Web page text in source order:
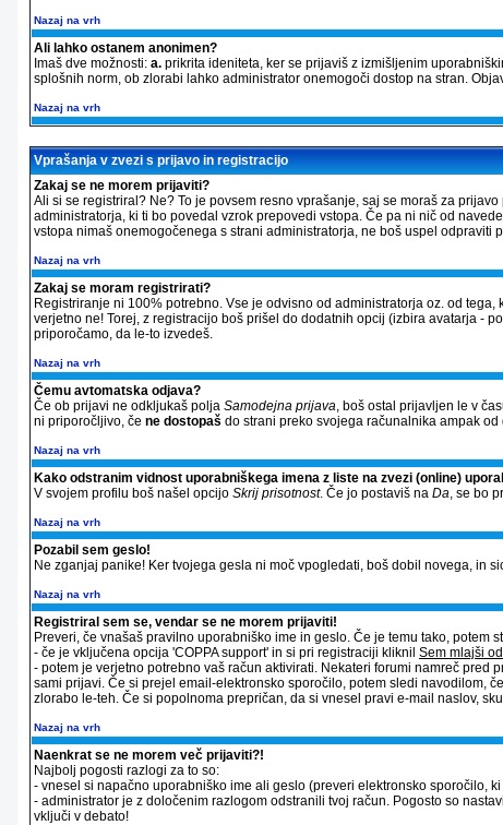
Nazaj na vrh
Ali lahko ostanem anonimen?
Imaš dve možnosti: a. prikrita ideniteta, ker se prijaviš z izmišljenim
splošnih norm, ob zlorabi lahko administrator onemogoči dostop na stran.
Nazaj na vrh
Vprašanja v zvezi s prijavo in registracijo
Zakaj se ne morem prijaviti?
Ali si se registriral? Ne? To je povsem resno vprašanje, saj se moraš za
administratorja, ki ti bo povedal vzrok prepovedi vstopa. Če pa ni nič od
vstopa nimaš onemogočenega s strani administratorja, ne boš uspel
Nazaj na vrh
Zakaj se moram registrirati?
Registriranje ni 100% potrebno. Vse je odvisno od administratorja oz. od
verjetno ne! Torej, z registracijo boš prišel do dodatnih opcij (izbira avatarja -
priporočamo, da le-to izvedeš.
Nazaj na vrh
Čemu avtomatska odjava?
Če ob prijavi ne odkljukaš polja Samodejna prijava, boš ostal prijavljen le v
ni priporočljivo, če ne dostopaš do strani preko svojega računalnika ampak
Nazaj na vrh
Kako odstranim vidnost uporabniškega imena z liste na zvezi (online)
V svojem profilu boš našel opcijo Skrij prisotnost. Če jo postaviš na Da, se bo
Nazaj na vrh
Pozabil sem geslo!
Ne zganjaj panike! Ker tvojega gesla ni moč vpogledati, boš dobil novega, in
Nazaj na vrh
Registriral sem se, vendar se ne morem prijaviti!
Preveri, če vnašaš pravilno uporabniško ime in geslo. Če je temu tako, potem
- če je vključena opcija 'COPPA support' in si pri registraciji kliknil Sem mlajši
- potem je verjetno potrebno vaš račun aktivirati. Nekateri forumi namreč
sami prijavi. Če si prejel email-elektronsko sporočilo, potem sledi navodilom,
zlorabo le-teh. Če si popolnoma prepričan, da si vnesel pravi e-mail naslov,
Nazaj na vrh
Naenkrat se ne morem več prijaviti?!
Najbolj pogosti razlogi za to so:
- vnesel si napačno uporabniško ime ali geslo (preveri elektronsko sporočilo,
- administrator je z določenim razlogom odstranili tvoj račun. Pogosto so
vključi v debato!